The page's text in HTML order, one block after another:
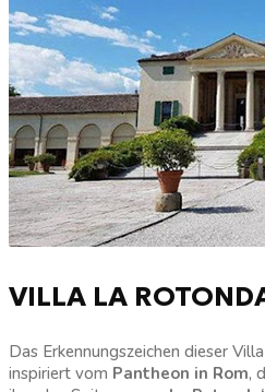
VILLA LA
Das Erkennungszeichen dieser
inspiriert vom Pantheon in Rom,